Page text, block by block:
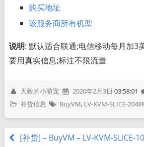
购买地址
该服务商所有机型
说明: 默认适合联通;电信移动每月加3
要用真实信息;标注不限流量
天毅的小萌宠 2020年2月3日 03:58:01
补货信息
BuyVM, LV-KVM-SLICE-
[补货] – BuyVM – LV-KVM-SLICE-